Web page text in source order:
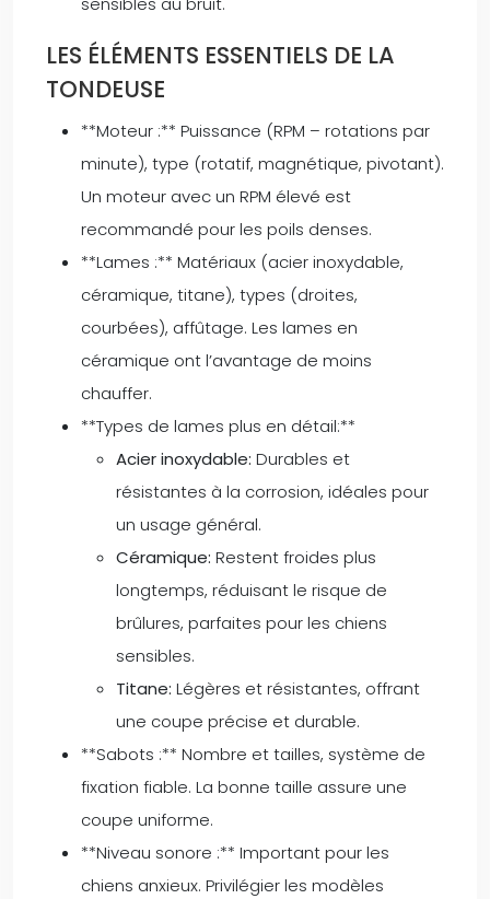
LES ÉLÉMENTS ESSENTIELS DE LA
TONDEUSE
**Moteur :** Puissance (RPM – rotations par
minute), type (rotatif, magnétique, pivotant).
Un moteur avec un RPM élevé est
recommandé pour les poils denses.
**Lames :** Matériaux (acier inoxydable,
céramique, titane), types (droites,
courbées), affûtage. Les lames en
céramique ont l’avantage de moins
chauffer.
**Types de lames plus en détail:**
Acier inoxydable: Durables et
résistantes à la corrosion, idéales pour
un usage général.
Céramique: Restent froides plus
longtemps, réduisant le risque de
brûlures, parfaites pour les chiens
sensibles.
Titane: Légères et résistantes, offrant
une coupe précise et durable.
**Sabots :** Nombre et tailles, système de
fixation fiable. La bonne taille assure une
coupe uniforme.
**Niveau sonore :** Important pour les
chiens anxieux. Privilégier les modèles